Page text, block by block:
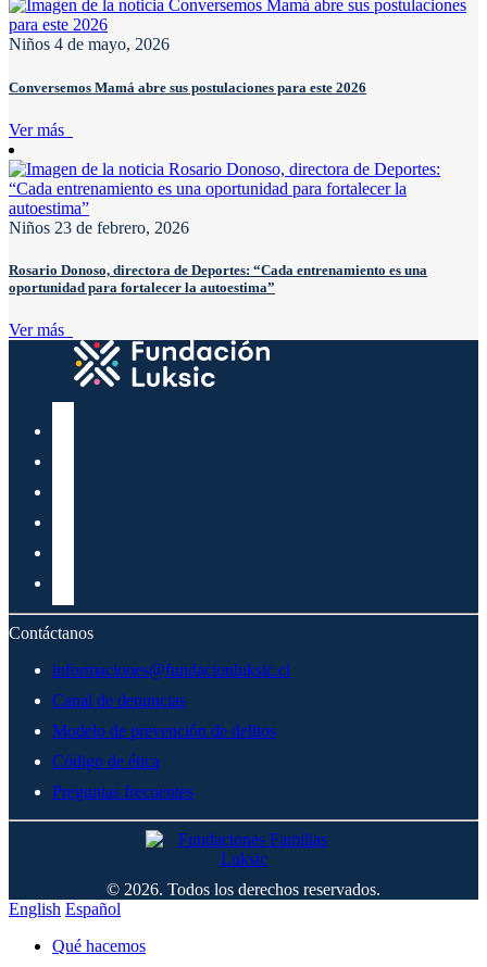
Niños 4 de mayo, 2026
Conversemos Mamá abre sus postulaciones para este 2026
Ver más
Niños 23 de febrero, 2026
Rosario Donoso, directora de Deportes: “Cada entrenamiento es una
oportunidad para fortalecer la autoestima”
Ver más
Contáctanos
informaciones@fundacionluksic.cl
Canal de denuncias
Modelo de prevención de delitos
Código de ética
Preguntas frecuentes
© 2026. Todos los derechos reservados.
English Español
Qué hacemos